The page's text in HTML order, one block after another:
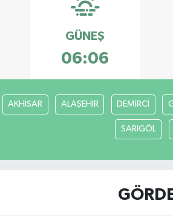
GÜNEŞ
06:06
AKHİSAR ALAŞEHİR DEMİRCİ
SARIGÖL